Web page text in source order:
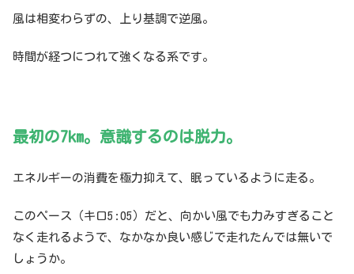
風は相変わらずの、上り基調で逆風。
時間が経つにつれて強くなる系です。
最初の7km。意識するのは脱力。
エネルギーの消費を極力抑えて、眠っているように走る。
このペース（キロ5:05）だと、向かい風でも力みすぎること
なく走れるようで、なかなか良い感じで走れたんでは無いで
しょうか。